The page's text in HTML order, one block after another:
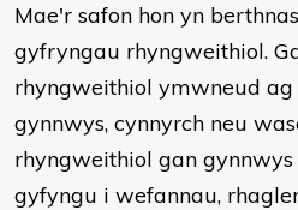
Mae'r safon hon yn
gyfryngau rhyngweithiol.
rhyngweithiol ymwneud
gynnwys, cynnyrch neu
rhyngweithiol gan gynnwys
gyfyngu i wefannau,